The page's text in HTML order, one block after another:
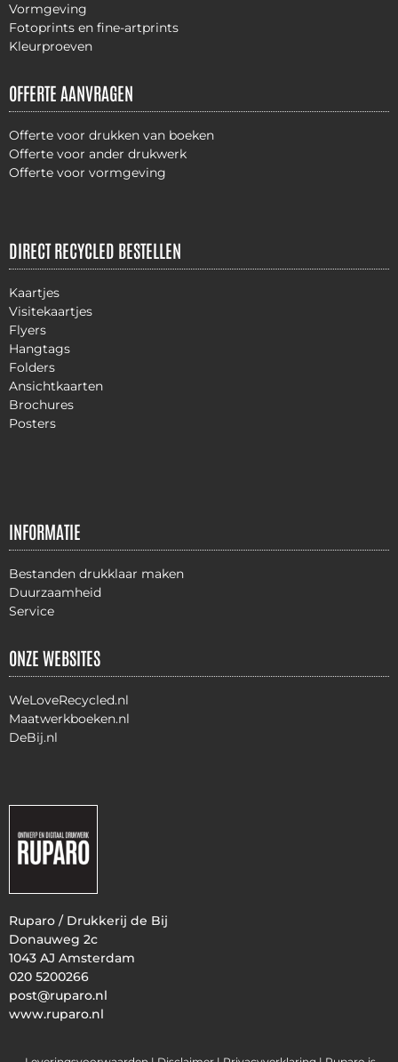
Vormgeving
Fotoprints en fine-artprints
Kleurproeven
OFFERTE AANVRAGEN
Offerte voor drukken van boeken
Offerte voor ander drukwerk
Offerte voor vormgeving
DIRECT RECYCLED BESTELLEN
Kaartjes
Visitekaartjes
Flyers
Hangtags
Folders
Ansichtkaarten
Brochures
Posters
INFORMATIE
Bestanden drukklaar maken
Duurzaamheid
Service
ONZE WEBSITES
WeLoveRecycled.nl
Maatwerkboeken.nl
DeBij.nl
Ruparo / Drukkerij de Bij
Donauweg 2c
1043 AJ Amsterdam
020 5200266
post@ruparo.nl
www.ruparo.nl